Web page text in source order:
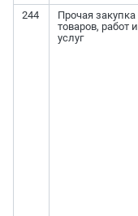
244
Прочая закупка
товаров, работ и
услуг